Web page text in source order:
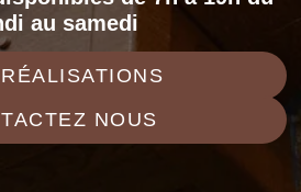
au samedi
NOUS